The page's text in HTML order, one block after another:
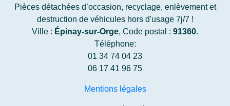
Pièces détachées d’occasion, recyclage, enlèvement et
destruction de véhicules hors d'usage 7j/7 !
Ville : Épinay-sur-Orge, Code postal : 91360.
Téléphone:
01 34 74 04 23
06 17 41 96 75
Mentions légales